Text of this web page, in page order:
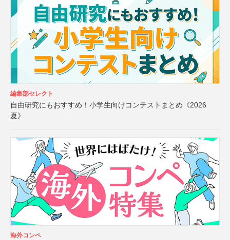
編集部セレクト
自由研究にもおすすめ！小学生向けコンテストまとめ《2026
夏》
海外コンペ